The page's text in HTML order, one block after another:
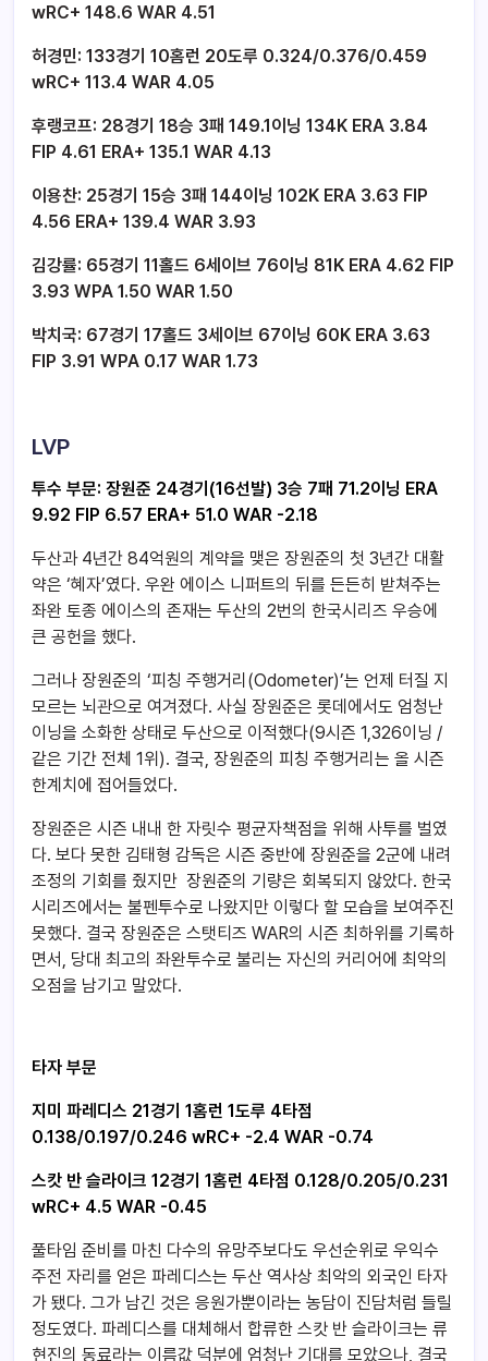
wRC+ 148.6 WAR 4.51
허경민: 133경기 10홈런 20도루 0.324/0.376/0.459
wRC+ 113.4 WAR 4.05
후랭코프: 28경기 18승 3패 149.1이닝 134K ERA 3.84
FIP 4.61 ERA+ 135.1 WAR 4.13
이용찬: 25경기 15승 3패 144이닝 102K ERA 3.63 FIP
4.56 ERA+ 139.4 WAR 3.93
김강률: 65경기 11홀드 6세이브 76이닝 81K ERA 4.62 FIP
3.93 WPA 1.50 WAR 1.50
박치국: 67경기 17홀드 3세이브 67이닝 60K ERA 3.63
FIP 3.91 WPA 0.17 WAR 1.73
LVP
투수 부문: 장원준 24경기(16선발) 3승 7패 71.2이닝 ERA
9.92 FIP 6.57 ERA+ 51.0 WAR -2.18
두산과 4년간 84억원의 계약을 맺은 장원준의 첫 3년간 대활
약은 ‘혜자’였다. 우완 에이스 니퍼트의 뒤를 든든히 받쳐주는
좌완 토종 에이스의 존재는 두산의 2번의 한국시리즈 우승에
큰 공헌을 했다.
그러나 장원준의 ‘피칭 주행거리(Odometer)’는 언제 터질 지
모르는 뇌관으로 여겨졌다. 사실 장원준은 롯데에서도 엄청난
이닝을 소화한 상태로 두산으로 이적했다(9시즌 1,326이닝 /
같은 기간 전체 1위). 결국, 장원준의 피칭 주행거리는 올 시즌
한계치에 접어들었다.
장원준은 시즌 내내 한 자릿수 평균자책점을 위해 사투를 벌였
다. 보다 못한 김태형 감독은 시즌 중반에 장원준을 2군에 내려
조정의 기회를 줬지만 장원준의 기량은 회복되지 않았다. 한국
시리즈에서는 불펜투수로 나왔지만 이렇다 할 모습을 보여주진
못했다. 결국 장원준은 스탯티즈 WAR의 시즌 최하위를 기록하
면서, 당대 최고의 좌완투수로 불리는 자신의 커리어에 최악의
오점을 남기고 말았다.
타자 부문
지미 파레디스 21경기 1홈런 1도루 4타점
0.138/0.197/0.246 wRC+ -2.4 WAR -0.74
스캇 반 슬라이크 12경기 1홈런 4타점 0.128/0.205/0.231
wRC+ 4.5 WAR -0.45
풀타임 준비를 마친 다수의 유망주보다도 우선순위로 우익수
주전 자리를 얻은 파레디스는 두산 역사상 최악의 외국인 타자
가 됐다. 그가 남긴 것은 응원가뿐이라는 농담이 진담처럼 들릴
정도였다. 파레디스를 대체해서 합류한 스캇 반 슬라이크는 류
현진의 동료라는 이름값 덕분에 엄청난 기대를 모았으나, 결국